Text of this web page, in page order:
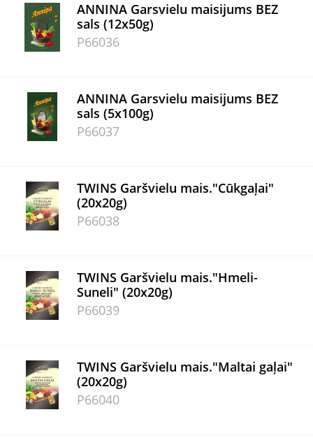
ANNINA Garsvielu maisijums BEZ
sals (12x50g)
P66036
ANNINA Garsvielu maisijums BEZ
sals (5x100g)
P66037
TWINS Garšvielu mais."Cūkgaļai"
(20x20g)
P66038
TWINS Garšvielu mais."Hmeli-
Suneli" (20x20g)
P66039
TWINS Garšvielu mais."Maltai gaļai"
(20x20g)
P66040